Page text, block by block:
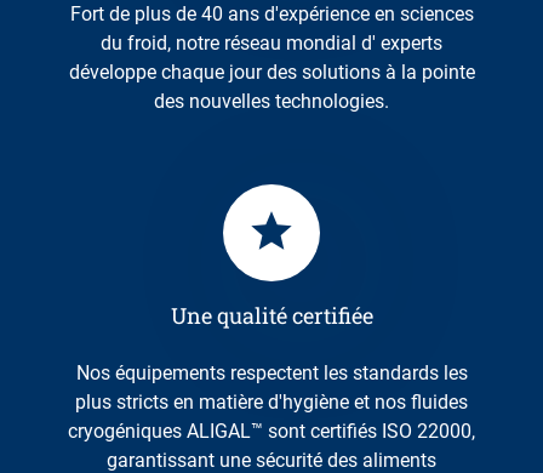
Fort de plus de 40 ans d'expérience en sciences
du froid, notre réseau mondial d' experts
développe chaque jour des solutions à la pointe
des nouvelles technologies.
Une qualité certifiée
Nos équipements respectent les standards les
plus stricts en matière d'hygiène et nos fluides
cryogéniques ALIGAL™ sont certifiés ISO 22000,
garantissant une sécurité des aliments